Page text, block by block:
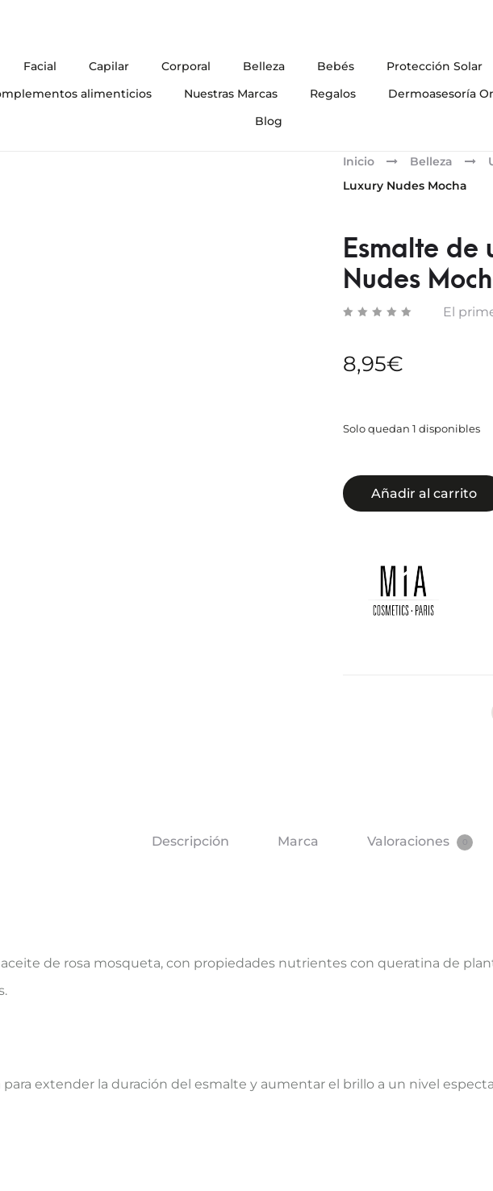
Facial Capilar Corporal Belleza Bebés
Protección Solar
alimenticios
Nuestras Marcas Regalos
Dermoasesoría
Blog
Inicio Belleza
Luxury Nudes Mocha
Esmalte de
Nudes
El
8,95€
Solo quedan 1 disponibles
Añadir al carrito
Descripción Marca Valoraciones
de rosa mosqueta, con propiedades nutrientes con queratina de
extender la duración del esmalte y aumentar el brillo a un nivel